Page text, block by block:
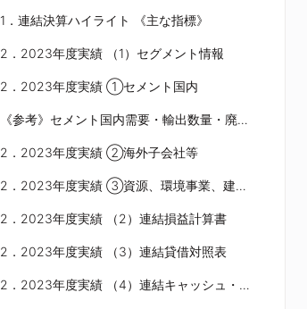
1．連結決算ハイライト 《主な指標》
2．2023年度実績 （1）セグメント情報
2．2023年度実績 ①セメント国内
《参考》セメント国内需要・輸出数量・廃棄物等処理量
2．2023年度実績 ②海外子会社等
2．2023年度実績 ③資源、環境事業、建材・建築土木、その他
2．2023年度実績 （2）連結損益計算書
2．2023年度実績 （3）連結貸借対照表
2．2023年度実績 （4）連結キャッシュ・フロー計算書